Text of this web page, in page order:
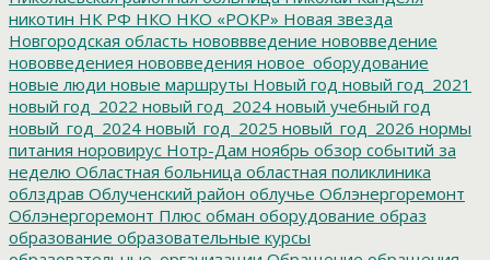
никотин НК РФ НКО НКО «РОКР» Новая звезда
Новгородская область нововвведение нововведение
нововведениея нововведения новое_оборудование
новые люди новые маршруты Новый год новый год_2021
новый год_2022 новый год_2024 новый учебный год
новый_год_2024 новый_год_2025 новый_год_2026 нормы
питания норовирус Нотр-Дам ноябрь обзор событий за
неделю Областная больница областная поликлиника
облздрав Облученский район облучье Облэнергоремонт
Облэнергоремонт Плюс обман оборудование образ
образование образовательные курсы